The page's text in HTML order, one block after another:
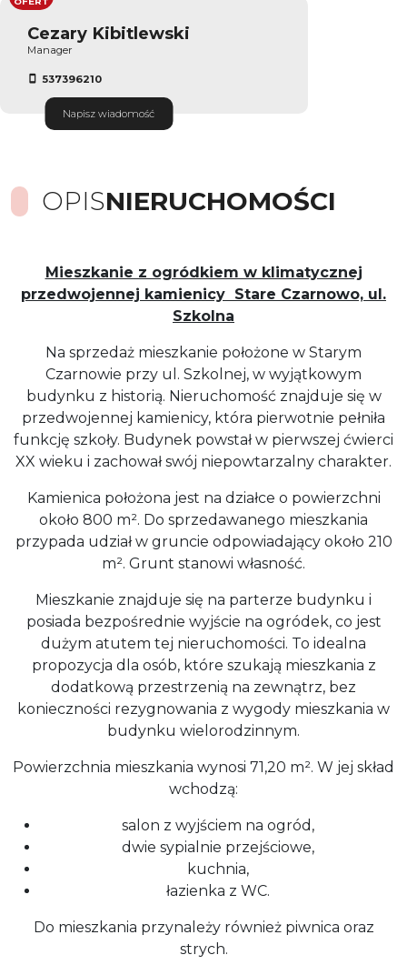
Cezary Kibitlewski
Manager
537396210
Napisz wiadomość
OPISNIERUCHOMOŚCI
Mieszkanie z ogródkiem w klimatycznej
przedwojennej kamienicy Stare Czarnowo, ul.
Szkolna
Na sprzedaż mieszkanie położone w Starym
Czarnowie przy ul. Szkolnej, w wyjątkowym
budynku z historią. Nieruchomość znajduje się w
przedwojennej kamienicy, która pierwotnie pełniła
funkcję szkoły. Budynek powstał w pierwszej ćwierci
XX wieku i zachował swój niepowtarzalny charakter.
Kamienica położona jest na działce o powierzchni
około 800 m². Do sprzedawanego mieszkania
przypada udział w gruncie odpowiadający około 210
m². Grunt stanowi własność.
Mieszkanie znajduje się na parterze budynku i
posiada bezpośrednie wyjście na ogródek, co jest
dużym atutem tej nieruchomości. To idealna
propozycja dla osób, które szukają mieszkania z
dodatkową przestrzenią na zewnątrz, bez
konieczności rezygnowania z wygody mieszkania w
budynku wielorodzinnym.
Powierzchnia mieszkania wynosi 71,20 m². W jej skład
wchodzą:
salon z wyjściem na ogród,
dwie sypialnie przejściowe,
kuchnia,
łazienka z WC.
Do mieszkania przynależy również piwnica oraz
strych.